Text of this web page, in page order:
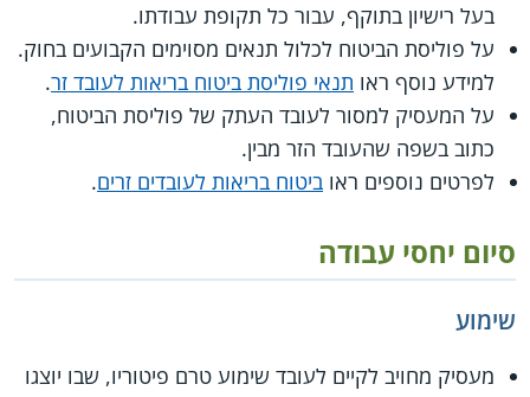
בעל רישיון בתוקף, עבור כל תקופת עבודתו.
על פוליסת הביטוח לכלול תנאים מסוימים הקבועים בחוק.
למידע נוסף ראו תנאי פוליסת ביטוח בריאות לעובד זר.
על המעסיק למסור לעובד העתק של פוליסת הביטוח,
כתוב בשפה שהעובד הזר מבין.
לפרטים נוספים ראו ביטוח בריאות לעובדים זרים.
סיום יחסי עבודה
שימוע
מעסיק מחויב לקיים לעובד שימוע טרם פיטוריו, שבו יוצגו